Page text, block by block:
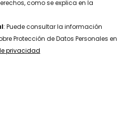
como se explica en la
: Puede consultar la información
Protección de Datos Personales en
privacidad